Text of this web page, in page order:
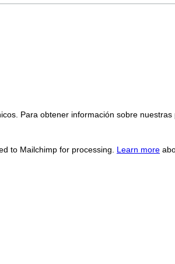
Para obtener información sobre nuestras
to Mailchimp for processing. Learn more